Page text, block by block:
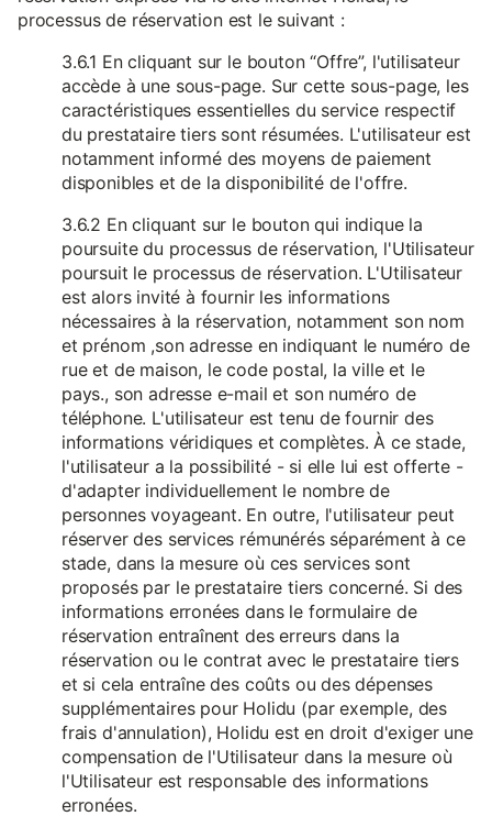
processus de réservation est le suivant :
3.6.1 En cliquant sur le bouton “Offre”, l'utilisateur
accède à une sous-page. Sur cette sous-page, les
caractéristiques essentielles du service respectif
du prestataire tiers sont résumées. L'utilisateur est
notamment informé des moyens de paiement
disponibles et de la disponibilité de l'offre.
3.6.2 En cliquant sur le bouton qui indique la
poursuite du processus de réservation, l'Utilisateur
poursuit le processus de réservation. L'Utilisateur
est alors invité à fournir les informations
nécessaires à la réservation, notamment son nom
et prénom ,son adresse en indiquant le numéro de
rue et de maison, le code postal, la ville et le
pays., son adresse e-mail et son numéro de
téléphone. L'utilisateur est tenu de fournir des
informations véridiques et complètes. À ce stade,
l'utilisateur a la possibilité - si elle lui est offerte -
d'adapter individuellement le nombre de
personnes voyageant. En outre, l'utilisateur peut
réserver des services rémunérés séparément à ce
stade, dans la mesure où ces services sont
proposés par le prestataire tiers concerné. Si des
informations erronées dans le formulaire de
réservation entraînent des erreurs dans la
réservation ou le contrat avec le prestataire tiers
et si cela entraîne des coûts ou des dépenses
supplémentaires pour Holidu (par exemple, des
frais d'annulation), Holidu est en droit d'exiger une
compensation de l'Utilisateur dans la mesure où
l'Utilisateur est responsable des informations
erronées.